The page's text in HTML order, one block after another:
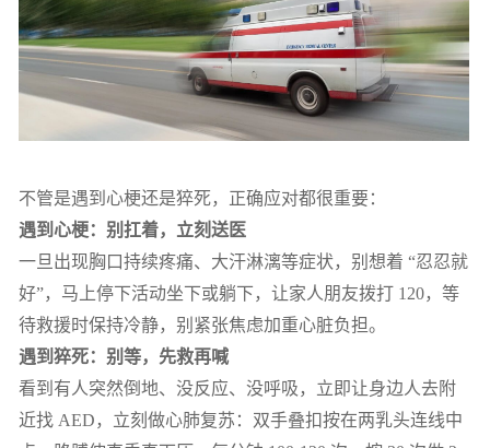
不管是遇到心梗还是猝死，正确应对都很重要：
遇到心梗：别扛着，立刻送医
一旦出现胸口持续疼痛、大汗淋漓等症状，别想着 “忍忍就
好”，马上停下活动坐下或躺下，让家人朋友拨打 120，等
待救援时保持冷静，别紧张焦虑加重心脏负担。
遇到猝死：别等，先救再喊
看到有人突然倒地、没反应、没呼吸，立即让身边人去附
近找 AED，立刻做心肺复苏：双手叠扣按在两乳头连线中